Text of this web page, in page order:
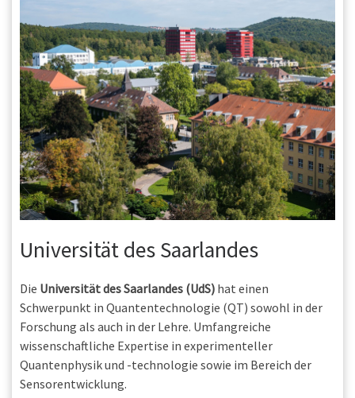
Universität des Saarlandes
Die Universität des Saarlandes (UdS) hat einen
Schwerpunkt in Quantentechnologie (QT) sowohl in der
Forschung als auch in der Lehre. Umfangreiche
wissenschaftliche Expertise in experimenteller
Quantenphysik und -technologie sowie im Bereich der
Sensorentwicklung.